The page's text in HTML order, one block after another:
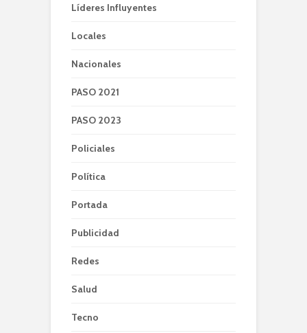
Líderes Influyentes
Locales
Nacionales
PASO 2021
PASO 2023
Policiales
Política
Portada
Publicidad
Redes
Salud
Tecno